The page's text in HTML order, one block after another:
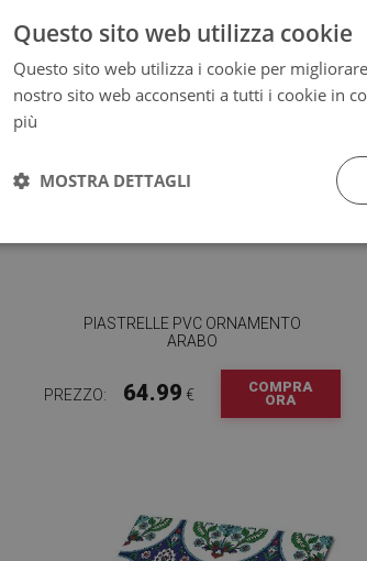
PIASTRELLE PVC ORNAMENTO
ARABO
PREZZO: 64.99 €
COMPRA
ORA
Questo sito web utilizza cookie
Questo sito web utilizza i cookie per
nostro sito web acconsenti a tutti i cookie in
più
MOSTRA DETTAGLI